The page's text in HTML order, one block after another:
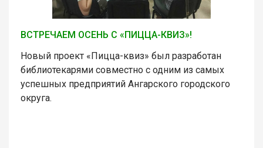
ВСТРЕЧАЕМ ОСЕНЬ С «ПИЦЦА-КВИЗ»!
Новый проект «Пицца-квиз» был разработан
библиотекарями совместно с одним из самых
успешных предприятий Ангарского городского
округа.